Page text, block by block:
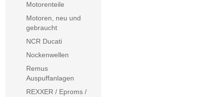
Motorenteile
Motoren, neu und
gebraucht
NCR Ducati
Nockenwellen
Remus
Auspuffanlagen
REXXER / Eproms /